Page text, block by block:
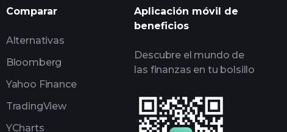
listas de seguimiento
carteras de
Comparar
Alternativas
Bloomberg
Yahoo Finance
TradingView
YCharts
Aplicación móvil de
beneficios
Descubre el mundo de
las finanzas en tu bolsillo